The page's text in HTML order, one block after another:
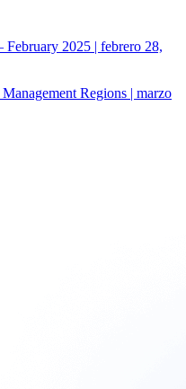
February 2025 | febrero 28,
Regions | marzo